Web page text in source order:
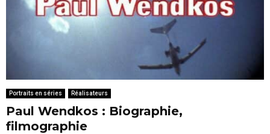
Portraits en séries Réalisateurs
Paul Wendkos : Biographie,
filmographie